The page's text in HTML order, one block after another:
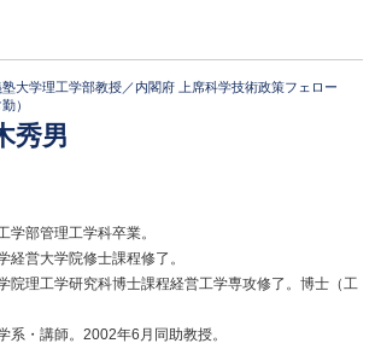
塾大学理工学部教授／内閣府 上席科学技術政策フェロー
）
秀男
学部管理工学科卒業。
経営大学院修士課程修了。
院理工学研究科博士課程経営工学専攻修了。博士（工
系・講師。2002年6月同助教授。